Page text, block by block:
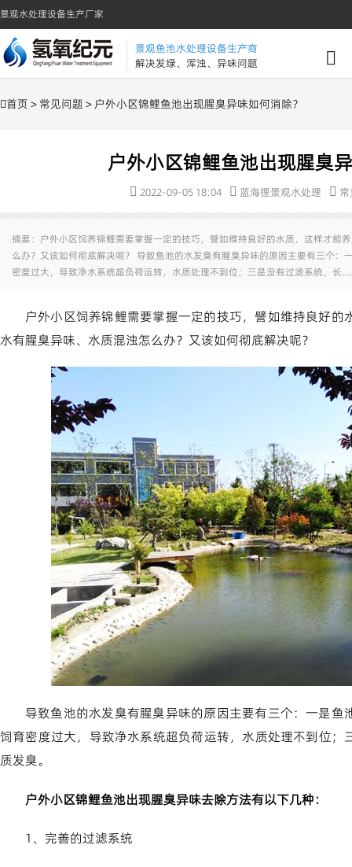
景观水处理设备生产厂家
景观鱼池水处理设备生产商
解决发绿、浑浊、异味问题
首页 > 常见问题 > 户外小区锦鲤鱼池出现腥臭异味如何消除？
户外小区锦鲤鱼池出现腥臭
2022-09-05 18:04 蓝海狸景观水处理
摘要：户外小区饲养锦鲤需要掌握一定的技巧，譬如维持良好的水质，这样才能
么办？又该如何彻底解决呢？ 导致鱼池的水发臭有腥臭异味的原因主要有三个：
密度过大，导致净水系统超负荷运转，水质处理不到位；三是没有过滤系统，长
户外小区饲养锦鲤需要掌握一定的技巧，譬如维持良好
水有腥臭异味、水质混浊怎么办？又该如何彻底解决呢？
导致鱼池的水发臭有腥臭异味的原因主要有三个：一是
饲育密度过大，导致净水系统超负荷运转，水质处理不到位
质发臭。
户外小区锦鲤鱼池出现腥臭异味去除方法有以下几种：
1、完善的过滤系统